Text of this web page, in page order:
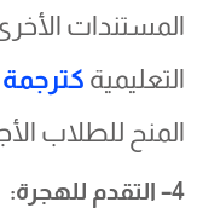
المستندات
التعليميةكترجمة
المنح للطلاب
4– التقدم للهجرة: